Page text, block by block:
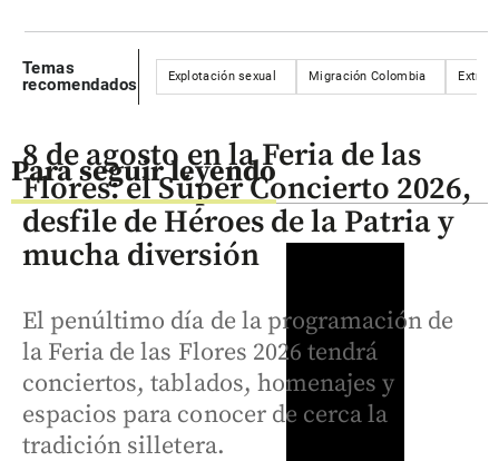
Temas
recomendados
Explotación sexual Migración Colombia
Para seguir leyendo
8 de agosto en la Feria de las
Flores: el Súper Concierto 2026,
desfile de Héroes de la Patria y
mucha diversión
El penúltimo día de la programación de
la Feria de las Flores 2026 tendrá
conciertos, tablados, homenajes y
espacios para conocer de cerca la
tradición silletera.